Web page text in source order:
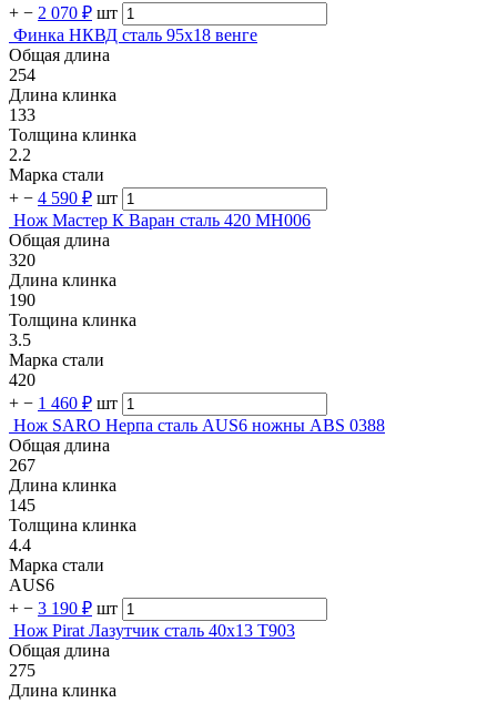
+ − 2 070 ₽ шт
Финка НКВД сталь 95х18 венге
Общая длина
254
Длина клинка
133
Толщина клинка
2.2
Марка стали
+ − 4 590 ₽ шт
Нож Мастер К Варан cталь 420 MH006
Общая длина
320
Длина клинка
190
Толщина клинка
3.5
Марка стали
420
+ − 1 460 ₽ шт
Нож SARO Нерпа сталь AUS6 ножны ABS 0388
Общая длина
267
Длина клинка
145
Толщина клинка
4.4
Марка стали
AUS6
+ − 3 190 ₽ шт
Нож Pirat Лазутчик сталь 40х13 T903
Общая длина
275
Длина клинка